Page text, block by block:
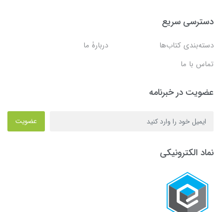
دسترسی سریع
دسته‌بندی کتاب‌ها
دربارۀ ما
تماس با ما
عضویت در خبرنامه
عضویت
نماد الکترونیکی